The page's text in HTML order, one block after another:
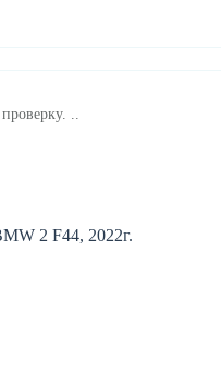
2 F44, 2022г.
..